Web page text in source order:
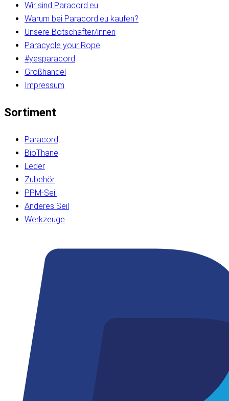
Wir sind Paracord.eu
Warum bei Paracord.eu kaufen?
Unsere Botschafter/innen
Paracycle your Rope
#yesparacord
Großhandel
Impressum
Sortiment
Paracord
BioThane
Leder
Zubehör
PPM-Seil
Anderes Seil
Werkzeuge